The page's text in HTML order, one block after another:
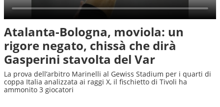
Atalanta-Bologna, moviola: un
rigore negato, chissà che dirà
Gasperini stavolta del Var
La prova dell’arbitro Marinelli al Gewiss Stadium per i quarti di
coppa Italia analizzata ai raggi X, il fischietto di Tivoli ha
ammonito 3 giocatori